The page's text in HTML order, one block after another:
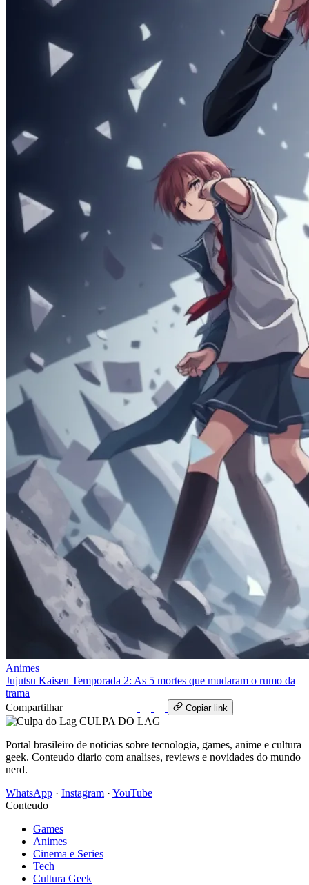
Animes
Jujutsu Kaisen Temporada 2: As 5 mortes que mudaram o rumo da
trama
Compartilhar
Copiar link
CULPA DO LAG
Portal brasileiro de noticias sobre tecnologia, games, anime e cultura
geek. Conteudo diario com analises, reviews e novidades do mundo
nerd.
WhatsApp · Instagram · YouTube
Conteudo
Games
Animes
Cinema e Series
Tech
Cultura Geek